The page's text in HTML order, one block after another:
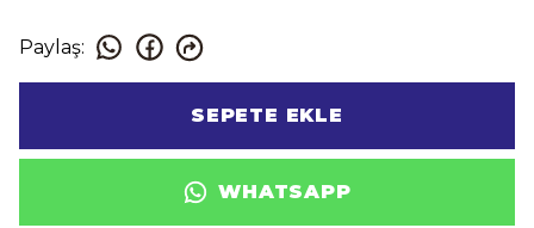
Paylaş:
SEPETE EKLE
WHATSAPP